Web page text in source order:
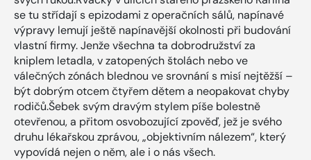
se tu střídají s epizodami z operačních sálů, napínavé
výpravy lemují ještě napínavější okolnosti při budování
vlastní firmy. Jenže všechna ta dobrodružství za
kniplem letadla, v zatopených štolách nebo ve
válečných zónách blednou ve srovnání s misí nejtěžší –
být dobrým otcem čtyřem dětem a neopakovat chyby
rodičů.Šebek svým dravým stylem píše bolestně
otevřenou, a přitom osvobozující zpověď, jež je svého
druhu lékařskou zprávou, „objektivním nálezem“, který
vypovídá nejen o něm, ale i o nás všech.